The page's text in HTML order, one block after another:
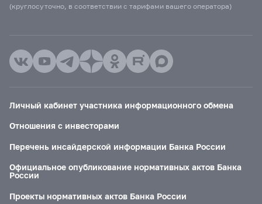
(круглосуточно, в соответствии с тарифами вашего оператора)
Личный кабинет участника информационного обмена
Отношения с инвесторами
Перечень инсайдерской информации Банка России
Официальное опубликование нормативных актов Банка
России
Проекты нормативных актов Банка России